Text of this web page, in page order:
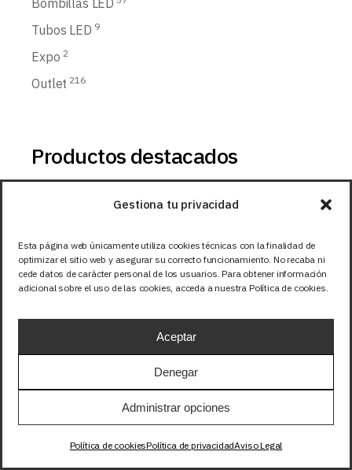
Gestiona tu privacidad
Esta página web únicamente utiliza cookies técnicas con la finalidad de
optimizar el sitio web y asegurar su correcto funcionamiento. No recaba ni
cede datos de carácter personal de los usuarios. Para obtener información
adicional sobre el uso de las cookies, acceda a nuestra Política de cookies.
Aceptar
Denegar
Administrar opciones
Política de cookiesPolítica de privacidadAviso Legal
Bombillas LED
Tubos LED 9
Expo 2
Outlet 216
Productos destacados
TIRA 24V PRO COB 8W/m
17,64EUR +IVA
PERFIL FLEXIBLE TUBO
12x20mm 1m
TIRA 24V PRO 4,8W/m
CALIDO 2700K 1m
EUR